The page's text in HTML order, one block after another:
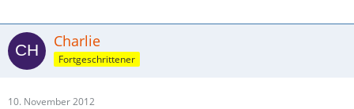
Charlie
Fortgeschrittener
10. November 2012